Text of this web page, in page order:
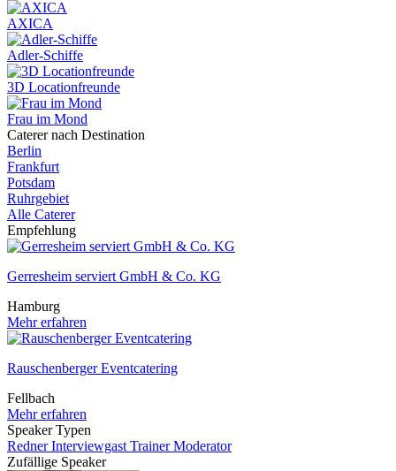
AXICA
Adler-Schiffe
3D Locationfreunde
Frau im Mond
Caterer nach Destination
Berlin
Frankfurt
Potsdam
Ruhrgebiet
Alle Caterer
Empfehlung
Gerresheim serviert GmbH & Co. KG
Hamburg
Mehr erfahren
Rauschenberger Eventcatering
Fellbach
Mehr erfahren
Speaker Typen
RednerInterviewgast TrainerModerator
Zufällige Speaker